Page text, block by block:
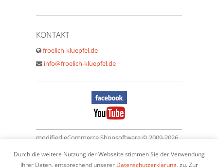
KONTAKT
froelich-kluepfel.de
info@froelich-kluepfel.de
modified eCommerce Shopsoftware © 2009-2026
© 2026 Frölich + Klüpfel |Impressum
Durch die weitere Nutzung der Webseite stimmen Sie der Verwendung
Ihrer Daten, entsprechend unserer Datenschutzerklärung, zu. Zur